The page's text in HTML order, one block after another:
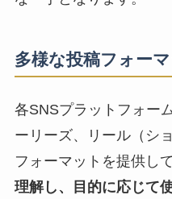
多様な投稿フォー
各SNSプラットフォー
ーリーズ、リール（シ
フォーマットを提供し
理解し、目的に応じて